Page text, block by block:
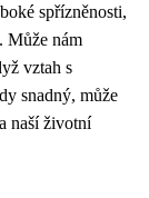
spřízněnosti,
Může nám
vztah s
snadný, může
naší životní